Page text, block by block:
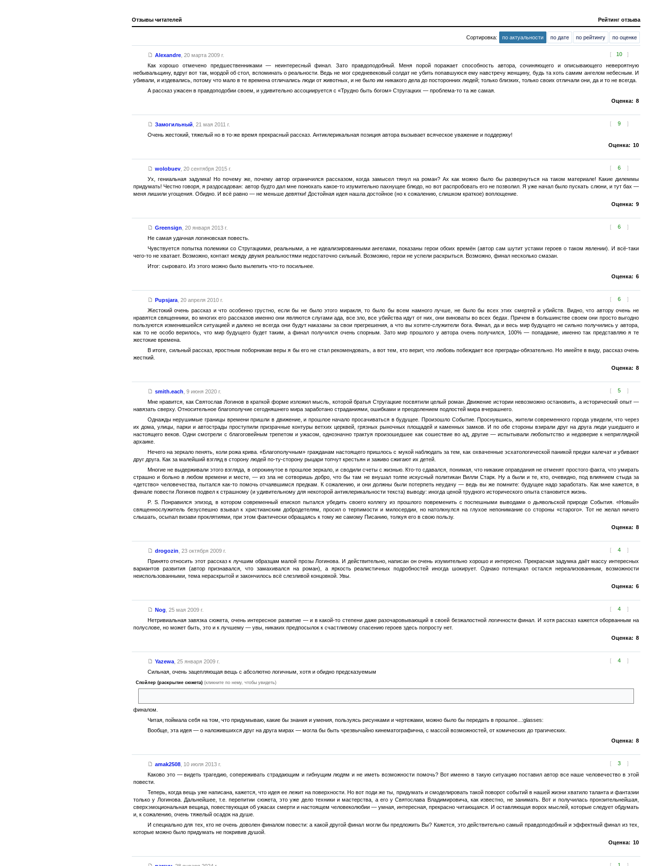
Отзывы читателей Рейтинг отзыва
Сортировка: по актуальности по дате по рейтингу по оценке
[ 10 ]
Alexandre, 20 марта 2009 г.
Как хорошо отмечено предшественниками — неинтересный финал. Зато правдоподобный. Меня порой поражает способность автора, сочиняющего и описывающего невероятную
небывальщину, вдруг вот так, мордой об стол, вспоминать о реальности. Ведь не мог средневековый солдат не убить попавшуюся ему навстречу женщину, будь та хоть самим ангелом небесным. И
убивали, и издевались, потому что мало в те времена отличались люди от животных, и не было им никакого дела до посторонних людей; только близких, только своих отличали они, да и то не всегда.
А рассказ ужасен в правдоподобии своем, и удивительно ассоциируется с «Трудно быть богом» Стругацких — проблема-то та же самая.
Оценка: 8
[ 9 ]
Замогильный 21 мая 2011 г.
Очень жестокий, тяжелый но в то-же время прекрасный рассказ. Антиклерикальная позиция автора вызывает всяческое уважение и поддержку!
Оценка: 10
[ 6 ]
wolobuev, 20 сентября 2015 г.
Ух, гениальная задумка! Но почему же, почему автор ограничился рассказом, когда замысел тянул на роман? Ах как можно было бы развернуться на таком материале! Какие дилеммы
придумать! Честно говоря, я раздосадован: автор будто дал мне понюхать какое-то изумительно пахнущее блюдо, но вот распробовать его не позволил. Я уже начал было пускать слюни, и тут бах —
меня лишили угощения. Обидно. И всё равно — не меньше девятки! Достойная идея нашла достойное (но к сожалению, слишком краткое) воплощение.
Оценка: 9
[ 6 ]
Greensign 20 января 2013 г.
Не самая удачная логиновская повесть.
Чувствуется попытка полемики со Стругацкими, реальными, а не идеализированными ангелами, показаны герои обоих времён (автор сам шутит устами героев о таком явлении). И всё-таки
чего-то не хватает. Возможно, контакт между двумя реальностями недостаточно сильный. Возможно, герои не успели раскрыться. Возможно, финал несколько смазан.
Итог: сыровато. Из этого можно было вылепить что-то посильнее.
Оценка: 6
[ 6 ]
Pupsjara, 20 апреля 2010 г.
Жестокий очень рассказ и что особенно грустно, если бы не было этого миракля, то было бы всем намного лучше, не было бы всех этих смертей и убийств. Видно, что автору очень не
нравятся священники, во многих его рассказов именно они являются слугами ада, все зло, все убийства идут от них, они виноваты во всех бедах. Причем в большинстве своем они просто выгодно
пользуются изменившейся ситуацией и далеко не всегда они будут наказаны за свои прегрешения, а что вы хотите-служители бога. Финал, да и весь мир будущего не сильно получились у автора,
как то не особо верилось, что мир будущего будет таким, а финал получился очень спорным. Зато мир прошлого у автора очень получился, 100% — попадание, именно так представляю я те
жестокие времена.
В итоге, сильный рассказ, яростным поборникам веры я бы его не стал рекомендовать, а вот тем, кто верит, что любовь побеждает все преграды-обязательно. Но имейте в виду, рассказ очень
жесткий.
Оценка: 8
[ 5 ]
smith.each 9 июня 2020 г.
Мне нравится, как Святослав Логинов в краткой форме изложил мысль, которой братья Стругацкие посвятили целый роман. Движение истории невозможно остановить, а исторический опыт —
навязать сверху. Относительное благополучие сегодняшнего мира заработано страданиями, ошибками и преодолением подлостей мира вчерашнего.
Однажды нерушимые границы времени пришли в движение, и прошлое начало просачиваться в будущее. Произошло Событие. Проснувшись, жители современного города увидели, что через
их дома, улицы, парки и автострады проступили призрачные контуры ветхих церквей, грязных рыночных площадей и каменных замков. И по обе стороны взирали друг на друга люди ушедшего и
настоящего веков. Одни смотрели с благоговейным трепетом и ужасом, однозначно трактуя произошедшее как сошествие во ад, другие — испытывали любопытство и недоверие к неприглядной
архаике.
Нечего на зеркало пенять, коли рожа крива. «Благополучным» гражданам настоящего пришлось с мукой наблюдать за тем, как охваченные эсхатологической паникой предки калечат и убивают
друг друга. Как за малейший взгляд в сторону людей по-ту-сторону рыцари топчут крестьян и заживо сжигают их детей.
Многие не выдерживали этого взгляда, в опрокинутое в прошлое зеркало, и сводили счеты с жизнью. Кто-то сдавался, понимая, что никакие оправдания не отменят простого факта, что умирать
страшно и больно в любом времени и месте, — из зла не сотворишь добро, что бы там не внушал толпе искусный политикан Вилли Старк. Ну а были и те, кто, очевидно, под влиянием стыда за
«детство» человечества, пытался как-то помочь отчаявшимся предкам. К сожалению, и они должны были потерпеть неудачу — ведь вы же помните: будущее надо заработать. Как мне кажется, в
финале повести Логинов подвел к страшному (и удивительному для некоторой антиклерикальности текста) выводу: иногда ценой трудного исторического опыта становится жизнь.
P. S. Понравился эпизод, в котором современный епископ пытался убедить своего коллегу из прошлого повременить с поспешными выводами о дьявольской природе События. «Новый»
священнослужитель безуспешно взывал к христианским добродетелям, просил о терпимости и милосердии, но натолкнулся на глухое непонимание со стороны «старого». Тот не желал ничего
слышать, осыпал визави проклятиями, при этом фактически обращаясь к тому же самому Писанию, толкуя его в свою пользу.
Оценка: 8
[ 4 ]
drogozin 23 октября 2009 г.
Принято относить этот рассказ к лучшим образцам малой прозы Логинова. И действительно, написан он очень изумительно хорошо и интересно. Прекрасная задумка даёт массу интересных
вариантов развития (автор признавался, что замахивался на роман), а яркость реалистичных подробностей иногда шокирует. Однако потенциал остался нереализованным, возможности
неиспользованными, тема нераскрытой и закончилось всё слезливой концовкой. Увы.
Оценка: 6
[ 4 ]
Nog 25 мая 2009 г.
Нетривиальная завязка сюжета, очень интересное развитие — и в какой-то степени даже разочаровывающий в своей безжалостной логичности финал. И хотя рассказ кажется оборванным на
полуслове, но может быть, это и к лучшему — увы, никаких предпосылок к счастливому спасению героев здесь попросту нет.
Оценка: 8
[ 4 ]
Yazewa, 25 января 2009 г.
Сильная, очень зацепляющая вещь с абсолютно логичным, хотя и обидно предсказуемым
Спойлер (раскрытие сюжета) (кликните по нему, чтобы увидеть)
финалом.
Читая, поймала себя на том, что придумываю, какие бы знания и умения, пользуясь рисунками и чертежами, можно было бы передать в прошлое...:glasses:
Вообще, эта идея — о наложившихся друг на друга мирах — могла бы быть чрезвычайно кинематографична, с массой возможностей, от комических до трагических.
Оценка: 8
[ 3 ]
amak2508, 10 июля 2013 г.
Каково это — видеть трагедию, сопереживать страдающим и гибнущим людям и не иметь возможности помочь? Вот именно в такую ситуацию поставил автор все наше человечество в этой
повести.
Теперь, когда вещь уже написана, кажется, что идея ее лежит на поверхности. Но вот поди же ты, придумать и смоделировать такой поворот событий в нашей жизни хватило таланта и фантазии
только у Логинова. Дальнейшее, т.е. перепитии сюжета, это уже дело техники и мастерства, а его у Святослава Владимировича, как известно, не занимать. Вот и получилась пронзительнейшая,
сверхэмоциональная вещица, повествующая об ужасах смерти и настоящем человеколюбии — умная, интересная, прекрасно читающаяся. И оставляющая ворох мыслей, которые следует обдумать
и, к сожалению, очень тяжелый осадок на душе.
И специально для тех, кто не очень доволен финалом повести: а какой другой финал могли бы предложить Вы? Кажется, это действительно самый правдоподобный и эффектный финал из тех,
которые можно было придумать не покривив душой.
Оценка: 10
[ 1 ]